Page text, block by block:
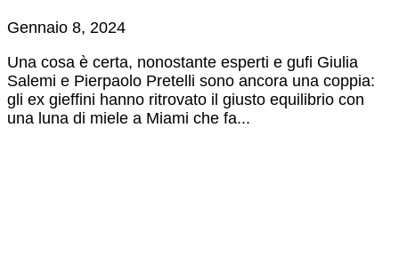
Gennaio 8, 2024
Una cosa è certa, nonostante esperti e gufi Giulia
Salemi e Pierpaolo Pretelli sono ancora una coppia:
gli ex gieffini hanno ritrovato il giusto equilibrio con
una luna di miele a Miami che fa...